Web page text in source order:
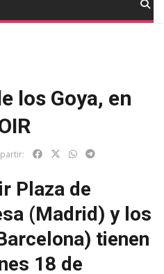
los Goya, en
Plaza de
(Madrid) y los
tienen
18 de